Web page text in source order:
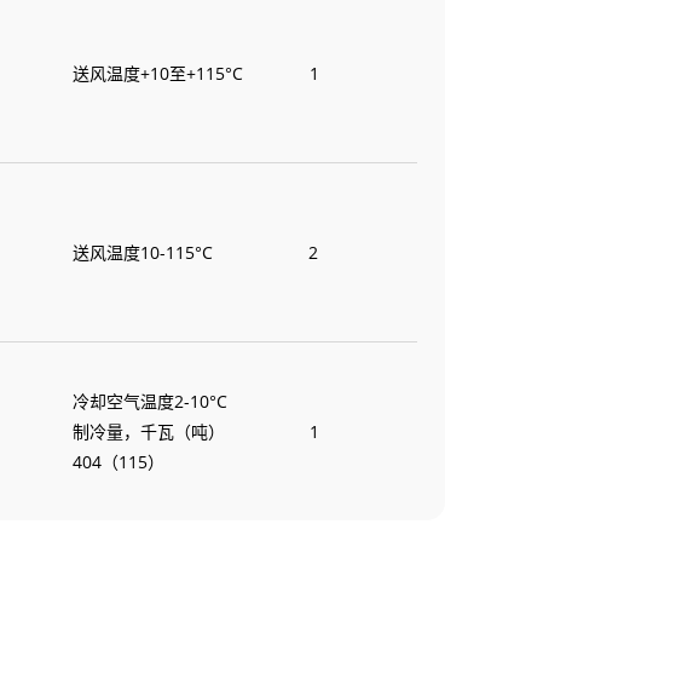
送风温度+10至+115°C 1
送风温度10-115°C 2
冷却空气温度2-10°C
制冷量，千瓦（吨）
404（115）
1